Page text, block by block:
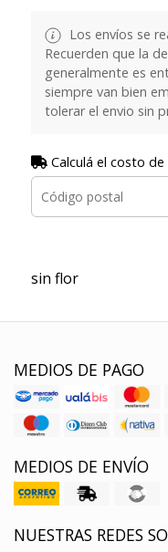
Los envíos se
Recuerden que la
generalmente es
siempre van bien
tolerar el envio sin
Calculá el costo de
sin flor
MEDIOS DE PAGO
MEDIOS DE ENVÍO
NUESTRAS REDES